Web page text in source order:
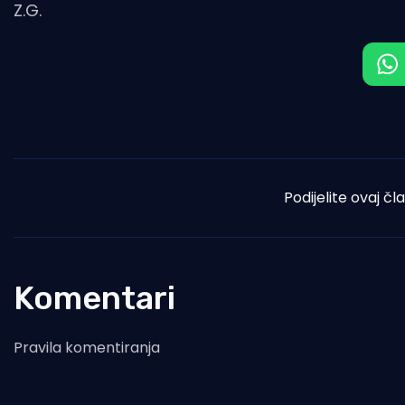
Z.G.
Podijelite ovaj
Komentari
Pravila komentiranja